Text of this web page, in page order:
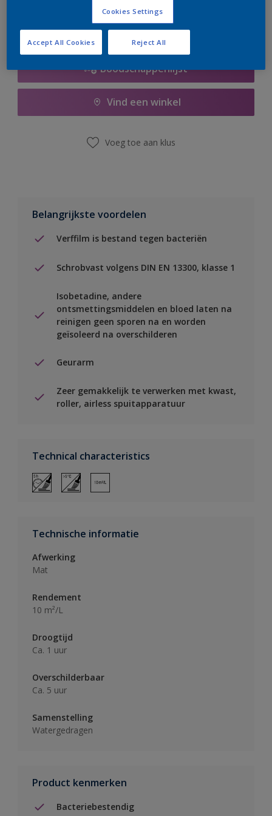
Boodschappenlijst
Vind een winkel
Voeg toe aan klus
Belangrijkste voordelen
Verffilm is bestand tegen bacteriën
Schrobvast volgens DIN EN 13300, klasse 1
Isobetadine, andere
ontsmettingsmiddelen en bloed laten na
reinigen geen sporen na en worden
geïsoleerd na overschilderen
Geurarm
Zeer gemakkelijk te verwerken met kwast,
roller, airless spuitapparatuur
Technical characteristics
Technische informatie
Afwerking
Mat
Rendement
10 m²/L
Droogtijd
Ca. 1 uur
Overschilderbaar
Ca. 5 uur
Samenstelling
Watergedragen
Product kenmerken
Bacteriebestendig
Cookies Settings
Reject All
Accept All Cookies